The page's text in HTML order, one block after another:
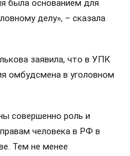
была основанием для
делу», – сказала
заявила, что в УПК
омбудсмена в уголовном
совершенно роль и
человека в РФ в
Тем не менее